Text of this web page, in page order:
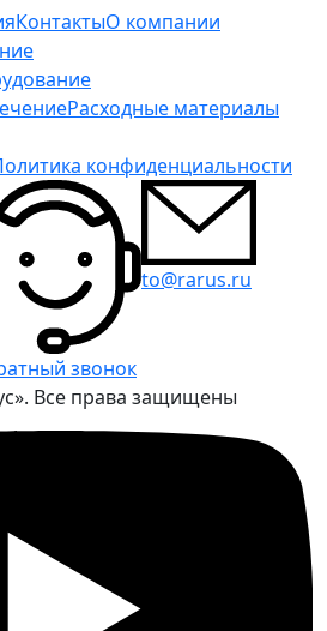
КонтактыО компании
Расходные материалы
конфиденциальности
звонок
to@rarus.ru
Все права защищены